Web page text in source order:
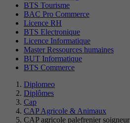
BTS Tourisme
BAC Pro Commerce
Licence RH
BTS Electronique
Licence Informatique
Master Ressources humaines
BUT Informatique
BTS Commerce
Diplomeo
Diplômes
Cap
CAP Agricole & Animaux
CAP agricole palefrenier soigneur